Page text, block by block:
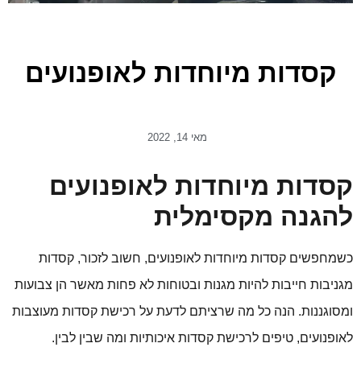
קסדות מיוחדות לאופנועים
מאי 14, 2022
קסדות מיוחדות לאופנועים
להגנה מקסימלית
כשמחפשים קסדות מיוחדות לאופנועים, חשוב לזכור, קסדות
מגניבות חייבות להיות מגנות ובטוחות לא פחות מאשר הן צבועות
ומסוגננות. הנה כל מה שרציתם לדעת על רכישת קסדות מעוצבות
לאופנועים, טיפים לרכישת קסדות איכותיות ומה שבין לבין.